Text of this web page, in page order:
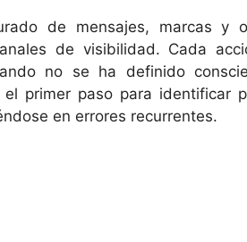
de mensajes, marcas y
de visibilidad. Cada
no se ha definido
primer paso para identificar
en errores recurrentes.